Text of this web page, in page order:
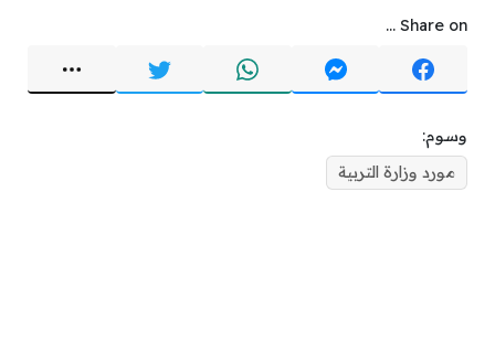
Share on ...
وسوم:
مورد وزارة التربية